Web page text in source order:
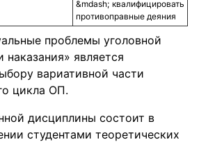
квалифицировать
противоправные деяния
проблемы уголовной
наказания» является
вариативной части
цикла ОП.
дисциплины состоит в
студентами теоретических